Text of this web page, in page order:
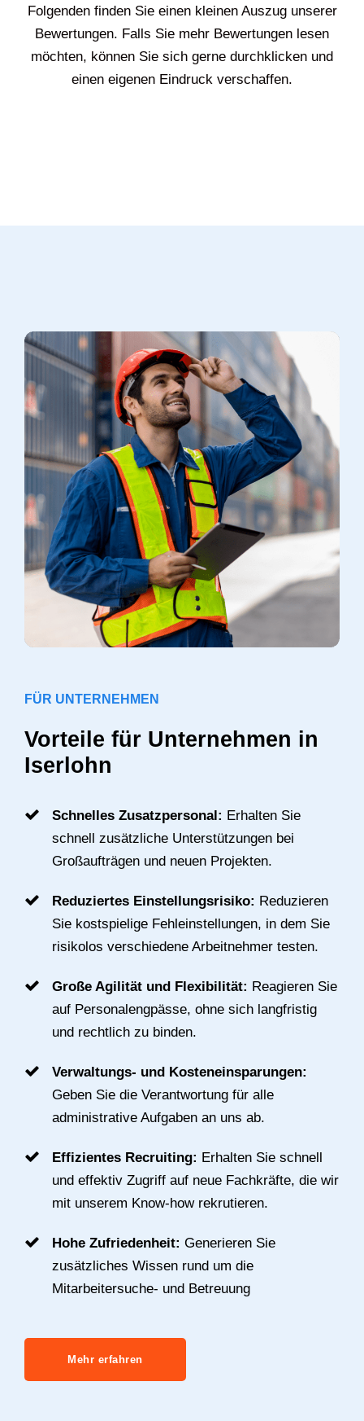
Folgenden finden Sie einen kleinen Auszug unserer
Bewertungen. Falls Sie mehr Bewertungen lesen
möchten, können Sie sich gerne durchklicken und
einen eigenen Eindruck verschaffen.
FÜR UNTERNEHMEN
Vorteile für Unternehmen in
Iserlohn
Schnelles Zusatzpersonal: Erhalten Sie
schnell zusätzliche Unterstützungen bei
Großaufträgen und neuen Projekten.
Reduziertes Einstellungsrisiko: Reduzieren
Sie kostspielige Fehleinstellungen, in dem Sie
risikolos verschiedene Arbeitnehmer testen.
Große Agilität und Flexibilität: Reagieren Sie
auf Personalengpässe, ohne sich langfristig
und rechtlich zu binden.
Verwaltungs- und Kosteneinsparungen:
Geben Sie die Verantwortung für alle
administrative Aufgaben an uns ab.
Effizientes Recruiting: Erhalten Sie schnell
und effektiv Zugriff auf neue Fachkräfte, die wir
mit unserem Know-how rekrutieren.
Hohe Zufriedenheit: Generieren Sie
zusätzliches Wissen rund um die
Mitarbeitersuche- und Betreuung
Mehr erfahren